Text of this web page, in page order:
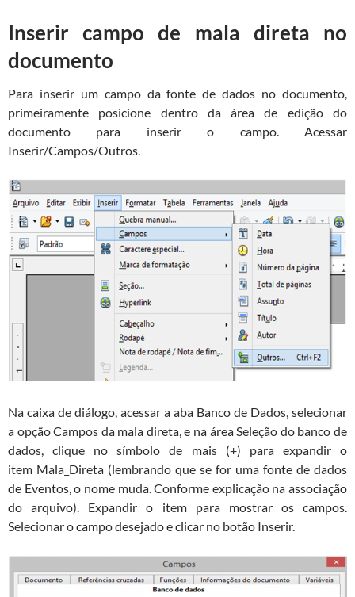
Inserir campo de mala direta no
documento
Para inserir um campo da fonte de dados no documento,
primeiramente posicione dentro da área de edição do
documento para inserir o campo. Acessar
Inserir/Campos/Outros.
Na caixa de diálogo, acessar a aba Banco de Dados, selecionar
a opção Campos da mala direta, e na área Seleção do banco de
dados, clique no símbolo de mais (+) para expandir o
item Mala_Direta (lembrando que se for uma fonte de dados
de Eventos, o nome muda. Conforme explicação na associação
do arquivo). Expandir o item para mostrar os campos.
Selecionar o campo desejado e clicar no botão Inserir.